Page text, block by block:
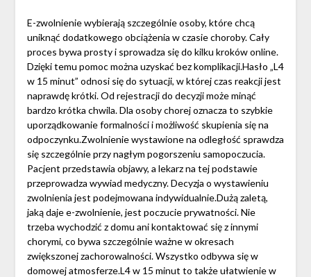
E-zwolnienie wybierają szczególnie osoby, które chcą
uniknąć dodatkowego obciążenia w czasie choroby. Cały
proces bywa prosty i sprowadza się do kilku kroków online.
Dzięki temu pomoc można uzyskać bez komplikacji.Hasło „L4
w 15 minut” odnosi się do sytuacji, w której czas reakcji jest
naprawdę krótki. Od rejestracji do decyzji może minąć
bardzo krótka chwila. Dla osoby chorej oznacza to szybkie
uporządkowanie formalności i możliwość skupienia się na
odpoczynku.Zwolnienie wystawione na odległość sprawdza
się szczególnie przy nagłym pogorszeniu samopoczucia.
Pacjent przedstawia objawy, a lekarz na tej podstawie
przeprowadza wywiad medyczny. Decyzja o wystawieniu
zwolnienia jest podejmowana indywidualnie.Dużą zaletą,
jaką daje e-zwolnienie, jest poczucie prywatności. Nie
trzeba wychodzić z domu ani kontaktować się z innymi
chorymi, co bywa szczególnie ważne w okresach
zwiększonej zachorowalności. Wszystko odbywa się w
domowej atmosferze.L4 w 15 minut to także ułatwienie w